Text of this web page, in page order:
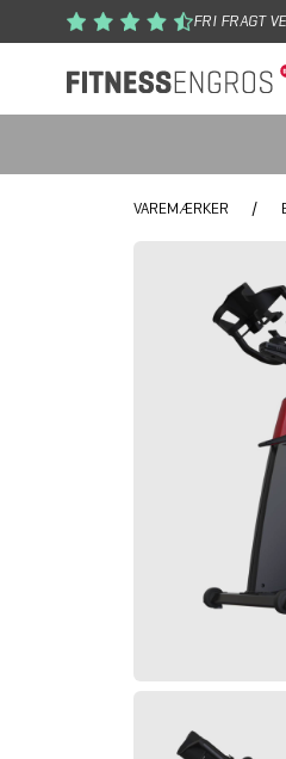
Gå til hovedindhold FRI FRAGT
VAREMÆRKER /